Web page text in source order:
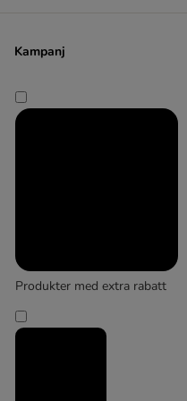
Forthglade
GranataPet
Josera
JosiDog
GRAU
Kampanj
Produkter med extra rabatt